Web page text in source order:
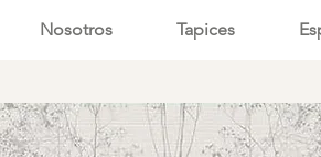
Nosotros Tapices